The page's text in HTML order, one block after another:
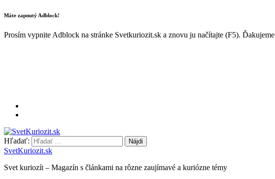
Máte zapnutý Adblock!
Prosím vypnite Adblock na stránke Svetkuriozit.sk a znovu ju načítajte (F5). Ďakujeme
Hľadať:
SvetKuriozit.sk
Svet kuriozít – Magazín s článkami na rôzne zaujímavé a kuriózne témy